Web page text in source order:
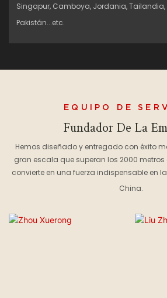
Singapur, Camboya, Jordania, Tailandia,
Pakistán...etc.
EQUIPO DE
Fundador De La
Hemos diseñado y entregado con éxito
gran escala que superan los 2000
convierte en una fuerza indispensable en
China.